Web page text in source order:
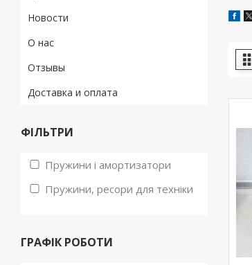
Новости
О нас
Отзывы
Доставка и оплата
ФІЛЬТРИ
Пружини і амортизатори
Пружини, ресори для техніки
ГРАФІК РОБОТИ